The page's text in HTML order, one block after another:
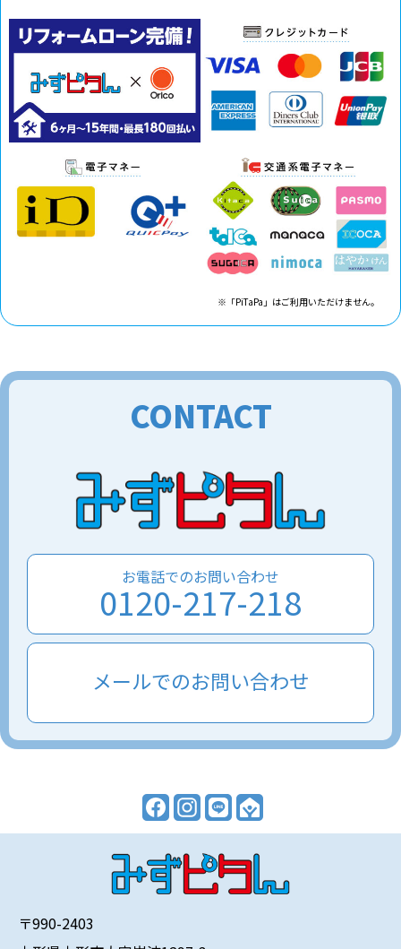
※「PiTaPa」はご利用いただけません。
CONTACT
お電話でのお問い合わせ
0120-217-218
メールでのお問い合わせ
〒990-2403